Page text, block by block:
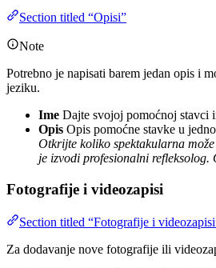
Section titled “Opisi”
Note
Potrebno je napisati barem jedan opis i
jeziku.
Ime Dajte svojoj pomoćnoj stavci
Opis Opis pomoćne stavke u
Otkrijte koliko spektakularna
je izvodi profesionalni refleksolog.
Fotografije i videozapisi
Section titled “Fotografije i
Za dodavanje nove fotografije ili